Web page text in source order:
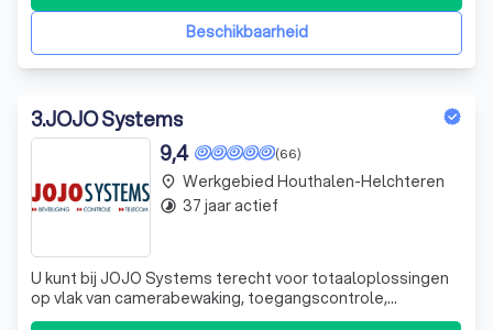
Beschikbaarheid
3.JOJO Systems
(66)
9,4
U kunt bij JOJO Systems terecht voor totaaloplossingen
op vlak van camerabewaking, toegangscontrole,
slagbomen, schuifpoorten, telecom, inbraak- en
place Werkgebied Houthalen-Helchteren
timelapse 37 jaar actief